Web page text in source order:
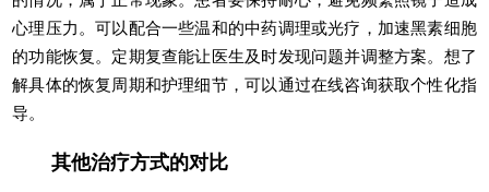
心理压力。可以配合一些温和的中药调理或光疗，加速黑素细胞
的功能恢复。定期复查能让医生及时发现问题并调整方案。想了
解具体的恢复周期和护理细节，可以通过在线咨询获取个性化指
导。
其他治疗方式的对比